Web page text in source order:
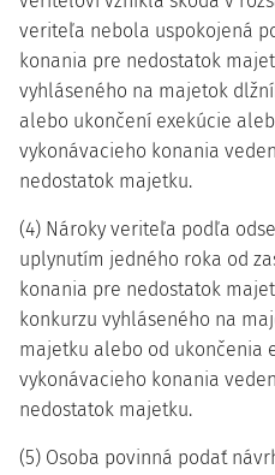
veriteľa nebola uspokojená
konania pre nedostatok
vyhláseného na majetok
alebo ukončení exekúcie
vykonávacieho konania
nedostatok majetku.
(4) Nároky veriteľa podľa
uplynutím jedného roka od
konania pre nedostatok
konkurzu vyhláseného na
majetku alebo od ukončenia
vykonávacieho konania
nedostatok majetku.
(5) Osoba povinná podať